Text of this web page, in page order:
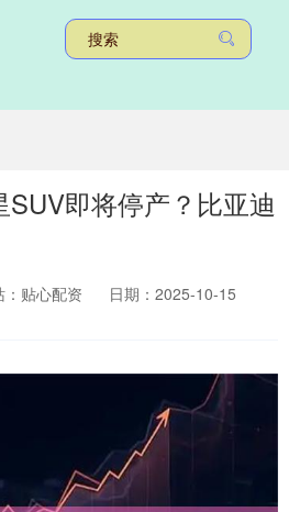
即将停产？比亚迪
：贴心配资
日期：2025-10-15